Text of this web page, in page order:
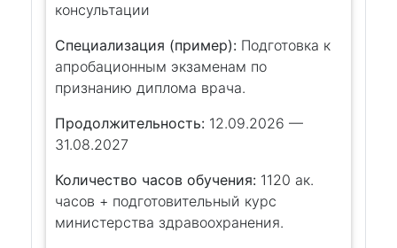
консультации
Специализация (пример): Подготовка к
апробационным экзаменам по
признанию диплома врача.
Продолжительность: 12.09.2026 —
31.08.2027
Количество часов обучения: 1120 ак.
часов + подготовительный курс
министерства здравоохранения.